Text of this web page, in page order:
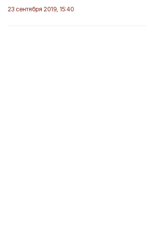
23 сентября 2019, 15:40